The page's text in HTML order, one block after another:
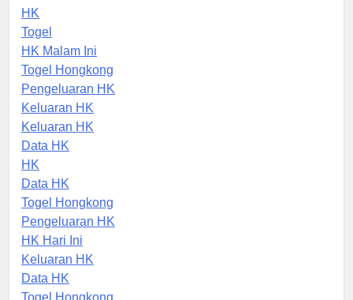
HK Hari Ini
HK
Togel
HK Malam Ini
Togel Hongkong
Pengeluaran HK
Keluaran HK
Keluaran HK
Data HK
HK
Data HK
Togel Hongkong
Pengeluaran HK
HK Hari Ini
Keluaran HK
Data HK